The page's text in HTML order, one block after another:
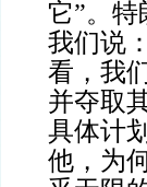
它”。
我们说
看，我
并夺取
具体计
他，为